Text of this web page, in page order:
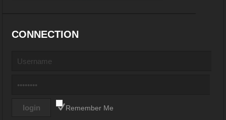
CONNECTION
Remember Me